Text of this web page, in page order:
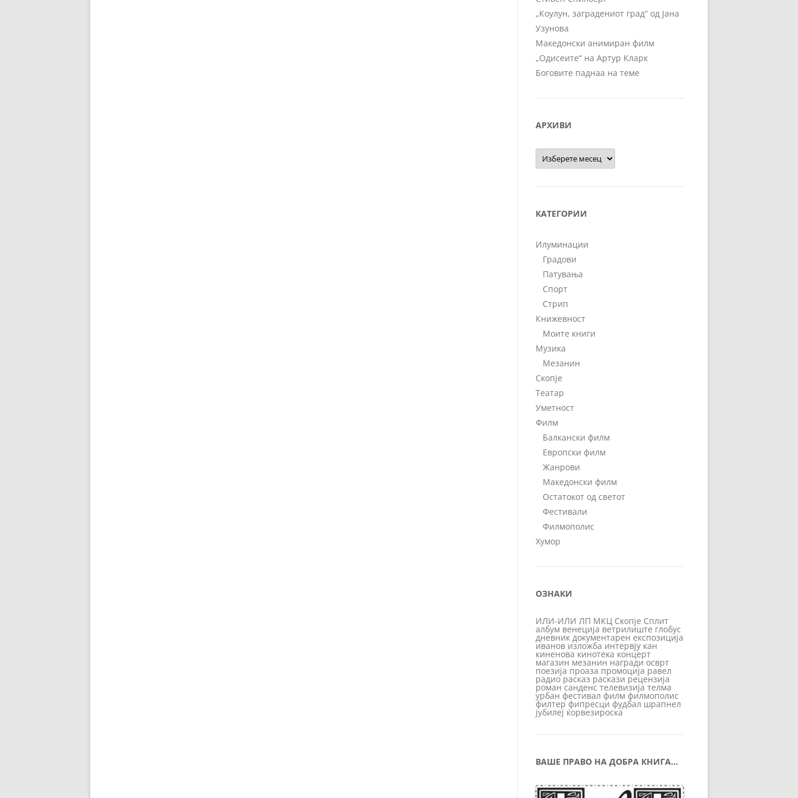
„Коулун, заградениот град“ од Јана
Узунова
Македонски анимиран филм
„Одисеите“ на Артур Кларк
Боговите паднаа на теме
АРХИВИ
Архиви
КАТЕГОРИИ
Илуминации
Градови
Патувања
Спорт
Стрип
Книжевност
Моите книги
Музика
Мезанин
Скопје
Театар
Уметност
Филм
Балкански филм
Европски филм
Жанрови
Македонски филм
Остатокот од светот
Фестивали
Филмополис
Хумор
ОЗНАКИ
ИЛИ-ИЛИ ЛП МКЦ Скопје Сплит
албум венеција ветрилиште глобус
дневник документарен експозиција
иванов изложба интервју кан
киненова кинотека концерт
магазин мезанин награди осврт
поезија проаза промоција равел
радио расказ раскази рецензија
роман санденс телевизија телма
урбан фестивал филм филмополис
филтер фипресци фудбал шрапнел
јубилеј ќорвезироска
ВАШЕ ПРАВО НА ДОБРА КНИГА…